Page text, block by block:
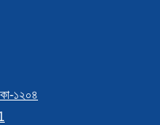
১২০৪